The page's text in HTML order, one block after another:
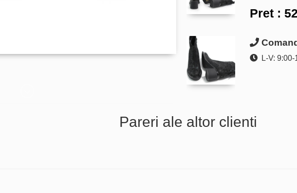
Pret :
L-V: 9:00-
Pareri ale altor clienti